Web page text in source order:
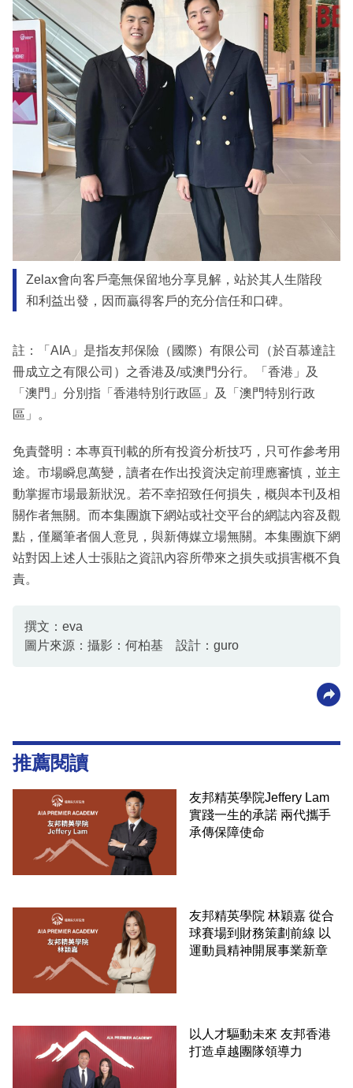
Zelax會向客戶毫無保留地分享見解，站於其人生階段
和利益出發，因而贏得客戶的充分信任和口碑。
註：「AIA」是指友邦保險（國際）有限公司（於百慕達註
冊成立之有限公司）之香港及/或澳門分行。「香港」及
「澳門」分別指「香港特別行政區」及「澳門特別行政
區」。
免責聲明：本專頁刊載的所有投資分析技巧，只可作參考用
途。市場瞬息萬變，讀者在作出投資決定前理應審慎，並主
動掌握市場最新狀況。若不幸招致任何損失，概與本刊及相
關作者無關。而本集團旗下網站或社交平台的網誌內容及觀
點，僅屬筆者個人意見，與新傳媒立場無關。本集團旗下網
站對因上述人士張貼之資訊內容所帶來之損失或損害概不負
責。
撰文：eva
圖片來源：攝影：何柏基 設計：guro
推薦閱讀
友邦精英學院Jeffery Lam
實踐一生的承諾 兩代攜手
承傳保障使命
友邦精英學院 林穎嘉 從合
球賽場到財務策劃前線 以
運動員精神開展事業新章
以人才驅動未來 友邦香港
打造卓越團隊領導力